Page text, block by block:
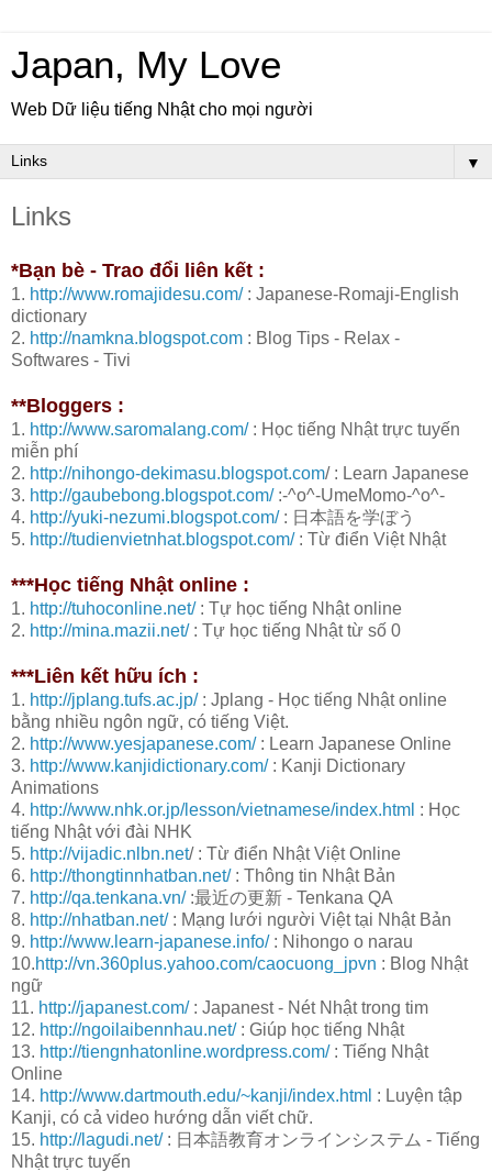
Japan, My Love
Web Dữ liệu tiếng Nhật cho mọi người
▼
Links
*Bạn bè - Trao đổi liên kết :
1. http://www.romajidesu.com/: Japanese-Romaji-English
dictionary
2. http://namkna.blogspot.com : Blog Tips - Relax -
Softwares - Tivi
**Bloggers :
1. http://www.saromalang.com/: Học tiếng Nhật trực tuyến
miễn phí
2. http://nihongo-dekimasu.blogspot.com/ : Learn Japanese
3. http://gaubebong.blogspot.com/:-^o^-UmeMomo-^o^-
4. http://yuki-nezumi.blogspot.com/: 日本語を学ぼう
5. http://tudienvietnhat.blogspot.com/: Từ điển Việt Nhật
***Học tiếng Nhật online :
1. http://tuhoconline.net/: Tự học tiếng Nhật online
2. http://mina.mazii.net/: Tự học tiếng Nhật từ số 0
***Liên kết hữu ích :
1. http://jplang.tufs.ac.jp/: Jplang - Học tiếng Nhật online
bằng nhiều ngôn ngữ, có tiếng Việt.
2. http://www.yesjapanese.com/: Learn Japanese Online
3. http://www.kanjidictionary.com/: Kanji Dictionary
Animations
4. http://www.nhk.or.jp/lesson/vietnamese/index.html : Học
tiếng Nhật với đài NHK
5. http://vijadic.nlbn.net/ : Từ điển Nhật Việt Online
6. http://thongtinnhatban.net/: Thông tin Nhật Bản
7. http://qa.tenkana.vn/:最近の更新 - Tenkana QA
8. http://nhatban.net/: Mạng lưới người Việt tại Nhật Bản
9. http://www.learn-japanese.info/: Nihongo o narau
10.http://vn.360plus.yahoo.com/caocuong_jpvn : Blog Nhật
ngữ
11. http://japanest.com/: Japanest - Nét Nhật trong tim
12. http://ngoilaibennhau.net/: Giúp học tiếng Nhật
13. http://tiengnhatonline.wordpress.com/: Tiếng Nhật
Online
14. http://www.dartmouth.edu/~kanji/index.html : Luyện tập
Kanji, có cả video hướng dẫn viết chữ.
15. http://lagudi.net/: 日本語教育オンラインシステム - Tiếng
Nhật trực tuyến